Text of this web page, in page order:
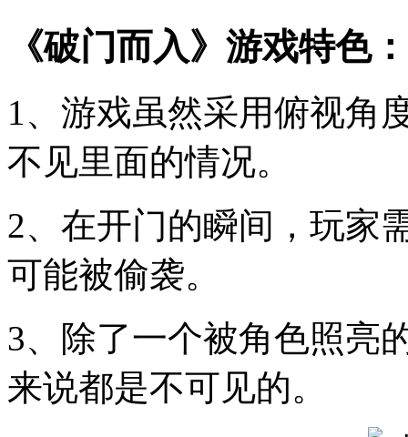
《破门而入》游戏特色：
1、游戏虽然采用俯视角
不见里面的情况。
2、在开门的瞬间，玩家
可能被偷袭。
3、除了一个被角色照亮
来说都是不可见的。